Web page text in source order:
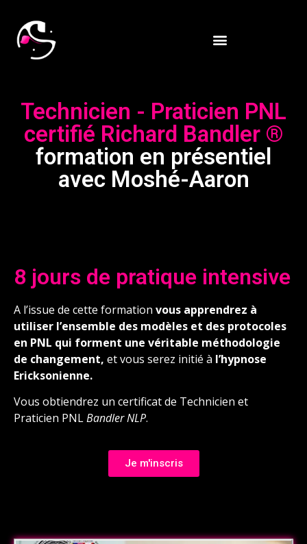
Technicien - Praticien PNL
certifié Richard Bandler ®
formation en présentiel
avec Moshé-Aaron
8 jours de pratique intensive
A l’issue de cette formation vous apprendrez à
utiliser l’ensemble des modèles et des protocoles
en PNL qui forment une véritable méthodologie
de changement, et vous serez initié à l’hypnose
Ericksonienne.
Vous obtiendrez un certificat de Technicien et
Praticien PNLBandler NLP.
Je m'inscris